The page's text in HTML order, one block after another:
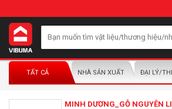
TẤT CẢ NHÀ SẢN XUẤT/NHÀ PHÂN
ĐẠI LÝ/
MINH DƯƠNG_GỖ NGUYÊN